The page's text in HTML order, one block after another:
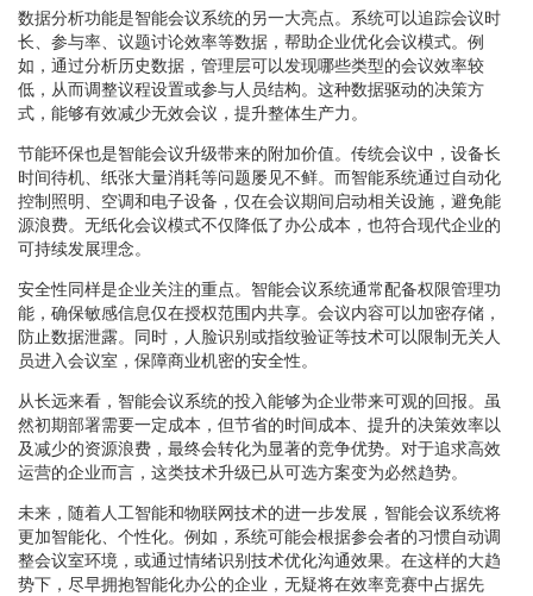
数据分析功能是智能会议系统的另一大亮点。系统可以追踪会议时
长、参与率、议题讨论效率等数据，帮助企业优化会议模式。例
如，通过分析历史数据，管理层可以发现哪些类型的会议效率较
低，从而调整议程设置或参与人员结构。这种数据驱动的决策方
式，能够有效减少无效会议，提升整体生产力。
节能环保也是智能会议升级带来的附加价值。传统会议中，设备长
时间待机、纸张大量消耗等问题屡见不鲜。而智能系统通过自动化
控制照明、空调和电子设备，仅在会议期间启动相关设施，避免能
源浪费。无纸化会议模式不仅降低了办公成本，也符合现代企业的
可持续发展理念。
安全性同样是企业关注的重点。智能会议系统通常配备权限管理功
能，确保敏感信息仅在授权范围内共享。会议内容可以加密存储，
防止数据泄露。同时，人脸识别或指纹验证等技术可以限制无关人
员进入会议室，保障商业机密的安全性。
从长远来看，智能会议系统的投入能够为企业带来可观的回报。虽
然初期部署需要一定成本，但节省的时间成本、提升的决策效率以
及减少的资源浪费，最终会转化为显著的竞争优势。对于追求高效
运营的企业而言，这类技术升级已从可选方案变为必然趋势。
未来，随着人工智能和物联网技术的进一步发展，智能会议系统将
更加智能化、个性化。例如，系统可能会根据参会者的习惯自动调
整会议室环境，或通过情绪识别技术优化沟通效果。在这样的大趋
势下，尽早拥抱智能化办公的企业，无疑将在效率竞赛中占据先